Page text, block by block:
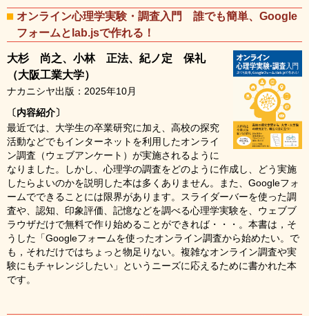
オンライン心理学実験・調査入門 誰でも簡単、Google
フォームとlab.jsで作れる！
大杉 尚之、小林 正法、紀ノ定 保礼
（大阪工業大学）
ナカニシヤ出版：2025年10月
〔内容紹介〕
最近では、大学生の卒業研究に加え、高校の探究
活動などでもインターネットを利用したオンライ
ン調査（ウェブアンケート）が実施されるように
なりました。しかし、心理学の調査をどのように作成し、どう実施
したらよいのかを説明した本は多くありません。また、Googleフォ
ームでできることには限界があります。スライダーバーを使った調
査や、認知、印象評価、記憶などを調べる心理学実験を、ウェブブ
ラウザだけで無料で作り始めることができれば・・・。本書は，そ
うした「Googleフォームを使ったオンライン調査から始めたい。で
も，それだけではちょっと物足りない。複雑なオンライン調査や実
験にもチャレンジしたい」というニーズに応えるために書かれた本
です。